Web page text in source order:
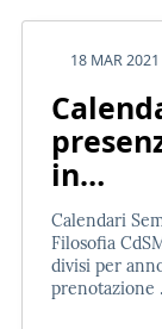
18 MAR 2021
in…
Calendari
Filosofia
divisi per
prenotazione